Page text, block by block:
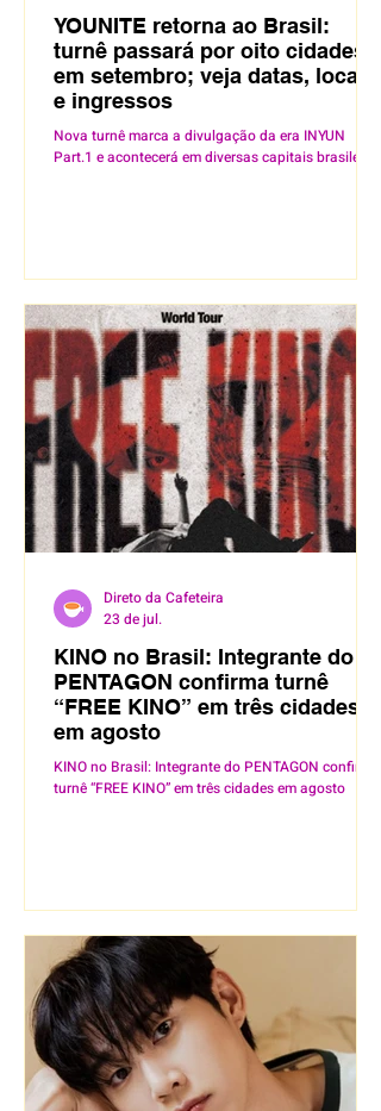
YOUNITE retorna ao Brasil:
turnê passará por oito cidades
em setembro; veja datas, locais
e ingressos
Nova turnê marca a divulgação da era INYUN
Part.1 e acontecerá em diversas capitais brasileiras
KINO no Brasil: Integrante do
PENTAGON confirma turnê
“FREE KINO” em três cidades
em agosto
KINO no Brasil: Integrante do PENTAGON confirma
turnê “FREE KINO” em três cidades em agosto
Direto da Cafeteira
23 de jul.